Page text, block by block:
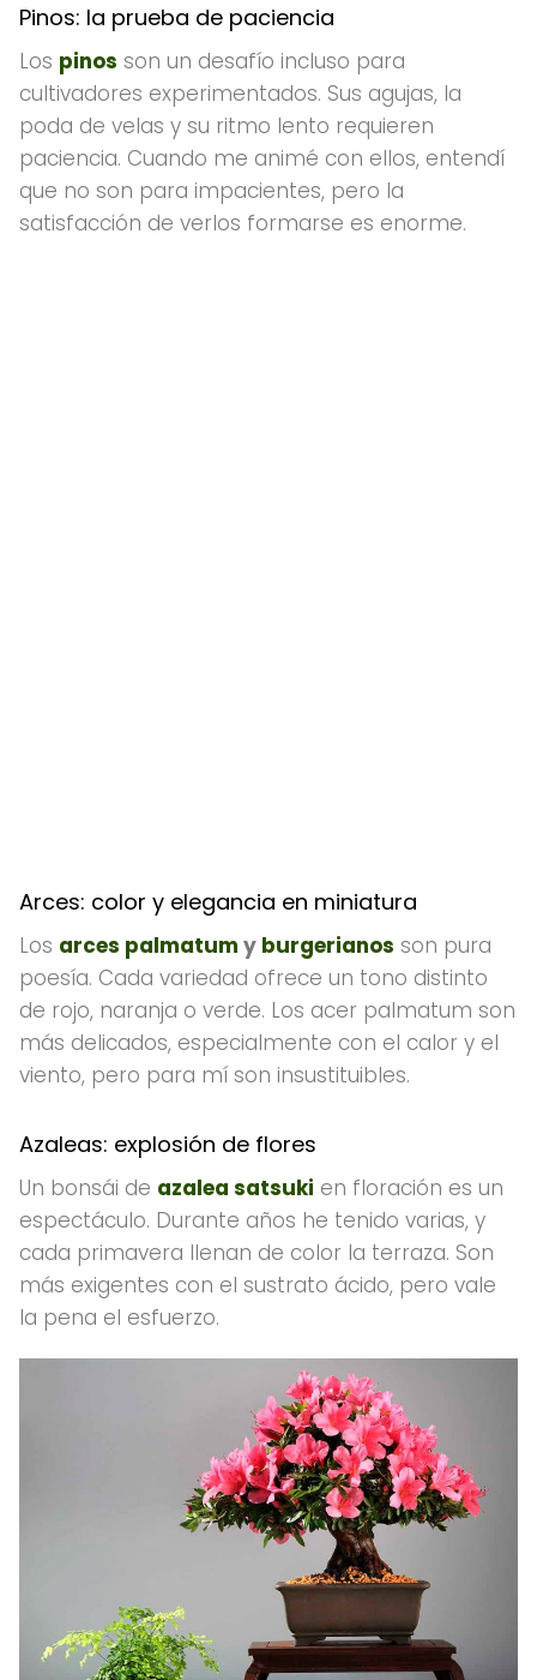
Pinos: la prueba de paciencia
Los pinos son un desafío incluso para
cultivadores experimentados. Sus agujas, la
poda de velas y su ritmo lento requieren
paciencia. Cuando me animé con ellos, entendí
que no son para impacientes, pero la
satisfacción de verlos formarse es enorme.
Arces: color y elegancia en miniatura
Los arces palmatum y burgerianos son pura
poesía. Cada variedad ofrece un tono distinto
de rojo, naranja o verde. Los acer palmatum son
más delicados, especialmente con el calor y el
viento, pero para mí son insustituibles.
Azaleas: explosión de flores
Un bonsái de azalea satsuki en floración es un
espectáculo. Durante años he tenido varias, y
cada primavera llenan de color la terraza. Son
más exigentes con el sustrato ácido, pero vale
la pena el esfuerzo.